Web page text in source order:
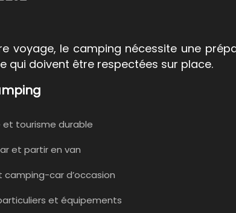
voyage, le camping nécessite une
qui doivent être respectées sur place.
et tourisme durable
et partir en van
car d’occasion
et équipements